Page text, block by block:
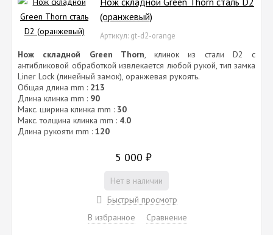
(оранжевый)
Артикул: gt-d2-orange
Нож складной Green Thorn, клинок из cтали D2 с
антибликовой обработкой извлекается любой рукой, тип замка
Liner Lock (линейный замок), оранжевая рукоять.
Общая длина mm : 213
Длина клинка mm : 90
Макс. ширина клинка mm : 30
Макс. толщина клинка mm : 4.0
Длина рукояти mm : 120
5 000 ₽
Нет в наличии
Быстрый просмотр
В избранное
Сравнение